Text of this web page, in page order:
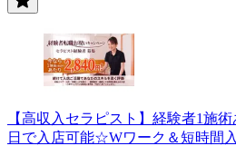
【高収入セラピスト】経験者1施
日で入店可能☆Wワーク＆短時間